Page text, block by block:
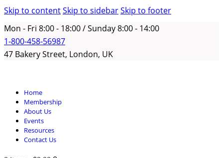
Skip to contentSkip to sidebarSkip to footer
Mon - Fri 8:00 - 18:00 / Sunday 8:00 - 14:00
1-800-458-56987
47 Bakery Street, London, UK
Home
Membership
About Us
Events
Resources
Contact Us